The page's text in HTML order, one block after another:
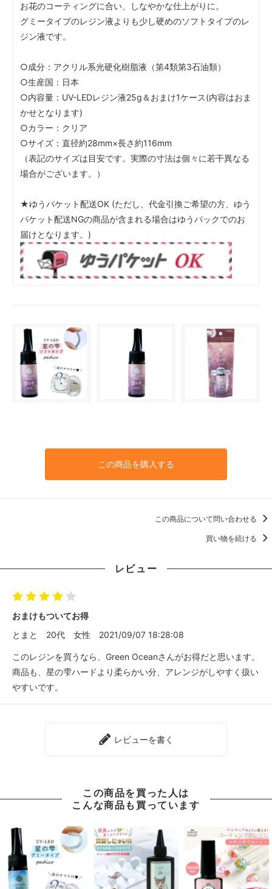
お花のコーティングに合い、しなやかな仕上がりに。
グミータイプのレジン液よりも少し硬めのソフトタイプのレ
ジン液です。
○成分：アクリル系光硬化樹脂液（第4類第3石油類）
○生産国：日本
○内容量：UV-LEDレジン液25g＆おまけ1ケース(内容はおま
かせとなります)
○カラー：クリア
○サイズ：直径約28mm×長さ約116mm
（表記のサイズは目安です。実際の寸法は個々に若干異なる
場合がございます。）
★ゆうパケット配送OK (ただし、代金引換ご希望の方、ゆう
パケット配送NGの商品が含まれる場合はゆうパックでのお
届けとなります。)
この商品を購入する
この商品について問い合わせる
買い物を続ける
レビュー
おまけもついてお得
とまと
20代 女性 2021/09/07 18:28:08
このレジンを買うなら、Green Oceanさんがお得だと思います。
商品も、星の雫ハードより柔らかい分、アレンジがしやすく扱い
やすいです。
レビューを書く
この商品を買った人は
こんな商品も買っています